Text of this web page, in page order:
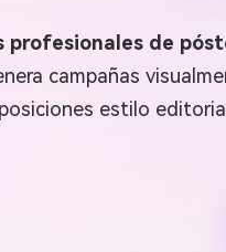
profesionales de
campañas
estilo